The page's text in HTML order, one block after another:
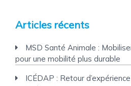
Articles récents
MSD Santé Animale :
pour une mobilité plus durable
ICÉDAP : Retour